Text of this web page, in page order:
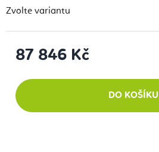
Zvolte variantu
87 846 Kč
DO KOŠÍKU